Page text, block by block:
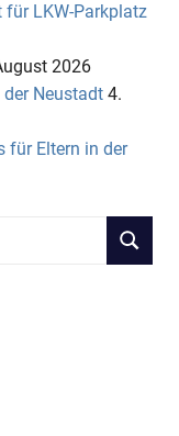
für LKW-Parkplatz
2026
Neustadt 4.
für Eltern in der
S